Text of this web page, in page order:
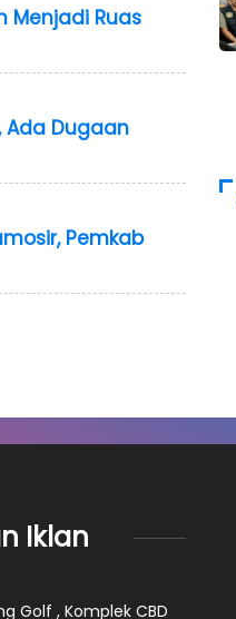
Menjadi Ruas
Ada Dugaan
Pemkab
Iklan
Golf , Komplek CBD